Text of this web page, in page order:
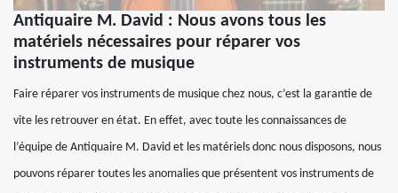
Antiquaire M. David : Nous avons tous les
matériels nécessaires pour réparer vos
instruments de musique
Faire réparer vos instruments de musique chez nous, c’est la garantie de
vite les retrouver en état. En effet, avec toute les connaissances de
l’équipe de Antiquaire M. David et les matériels donc nous disposons, nous
pouvons réparer toutes les anomalies que présentent vos instruments de